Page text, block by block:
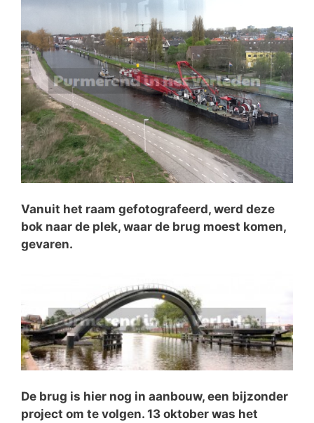
Vanuit het raam gefotografeerd, werd deze
bok naar de plek, waar de brug moest komen,
gevaren.
De brug is hier nog in aanbouw, een bijzonder
project om te volgen. 13 oktober was het